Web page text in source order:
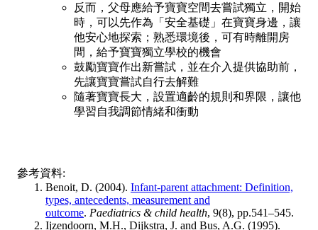
反而，父母應給予寶寶空間去嘗試獨立，開始
時，可以先作為「安全基礎」在寶寶身邊，讓
他安心地探索；熟悉環境後，可有時離開房
間，給予寶寶獨立學校的機會
鼓勵寶寶作出新嘗試，並在介入提供協助前，
先讓寶寶嘗試自行去解難
隨著寶寶長大，設置適齡的規則和界限，讓他
學習自我調節情緒和衝動
參考資料:
Benoit, D. (2004). Infant-parent attachment: Definition,
types, antecedents, measurement and
outcome. Paediatrics & child health, 9(8), pp.541–545.
Ijzendoorn, M.H., Dijkstra, J. and Bus, A.G. (1995).